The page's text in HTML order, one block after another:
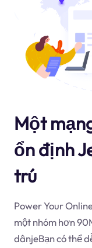
Một
ổn định
trú
Power Your
một nhóm hơn
dânjeBạn có thể